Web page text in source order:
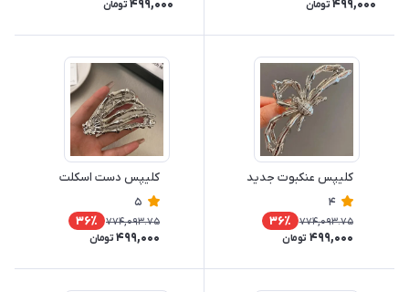
499,000 تومان 499,000 تومان
کلیپس عنکبوت جدید
4
774,093.75 36٪
499,000 تومان
کلیپس دست اسکلت
5
774,093.75 36٪
499,000 تومان